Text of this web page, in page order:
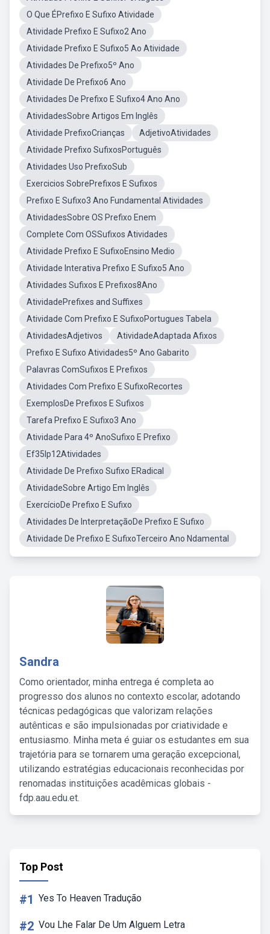
O Que ÉPrefixo E Sufixo Atividade
Atividade Prefixo E Sufixo2 Ano
Atividade Prefixo E Sufixo5 Ao Atividade
Atividades De Prefixo5º Ano
Atividade De Prefixo6 Ano
Atividades De Prefixo E Sufixo4 Ano Ano
AtividadesSobre Artigos Em Inglês
Atividade PrefixoCrianças
AdjetivoAtividades
Atividade Prefixo SufixosPortuguês
Atividades Uso PrefixoSub
Exercicios SobrePrefixos E Sufixos
Prefixo E Sufixo3 Ano Fundamental Atividades
AtividadesSobre OS Prefixo Enem
Complete Com OSSufixos Atividades
Atividade Prefixo E SufixoEnsino Medio
Atividade Interativa Prefixo E Sufixo5 Ano
Atividades Sufixos E Prefixos8Ano
AtividadePrefixes and Suffixes
Atividade Com Prefixo E SufixoPortugues Tabela
AtividadesAdjetivos
AtividadeAdaptada Afixos
Prefixo E Sufixo Atividades5º Ano Gabarito
Palavras ComSufixos E Prefixos
Atividades Com Prefixo E SufixoRecortes
ExemplosDe Prefixos E Sufixos
Tarefa Prefixo E Sufixo3 Ano
Atividade Para 4º AnoSufixo E Prefixo
Ef35lp12Atividades
Atividade De Prefixo Sufixo ERadical
AtividadeSobre Artigo Em Inglês
ExercícioDe Prefixo E Sufixo
Atividades De InterpretaçãoDe Prefixo E Sufixo
Atividade De Prefixo E SufixoTerceiro Ano Ndamental
Sandra
Como orientador, minha entrega é completa ao
progresso dos alunos no contexto escolar, adotando
técnicas pedagógicas que valorizam relações
autênticas e são impulsionadas por criatividade e
entusiasmo. Minha meta é guiar os estudantes em sua
trajetória para se tornarem uma geração excepcional,
utilizando estratégias educacionais reconhecidas por
renomadas instituições acadêmicas globais -
fdp.aau.edu.et.
Top Post
#1 Yes To Heaven Tradução
#2 Vou Lhe Falar De Um Alguem Letra